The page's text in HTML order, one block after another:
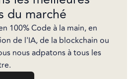
du marché
100% Code à la main, en
de l'IA, de la blockchain ou
nous adpatons à tous les